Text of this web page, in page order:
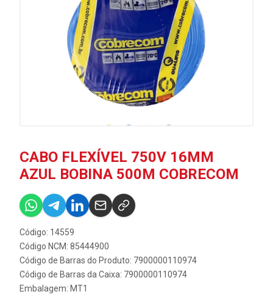
CABO FLEXÍVEL 750V 16MM
AZUL BOBINA 500M COBRECOM
Código: 14559
Código NCM: 85444900
Código de Barras do Produto: 7900000110974
Código de Barras da Caixa: 7900000110974
Embalagem: MT1